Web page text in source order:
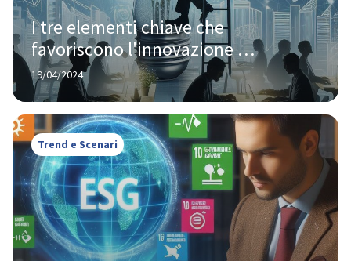
I tre elementi chiave che
favoriscono l'innovazione
sostenibile all'interno delle imprese
italiane
19/04/2024
Trend e Scenari